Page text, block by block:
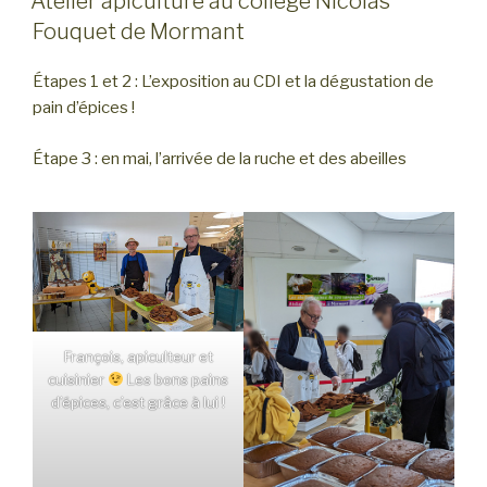
Fouquet de Mormant
Étapes 1 et 2 : L’exposition au CDI et la dégustation de
pain d’épices !
Étape 3 : en mai, l’arrivée de la ruche et des abeilles
François, apiculteur et
cuisinier
Les bons pains
d’épices, c’est grâce à lui !